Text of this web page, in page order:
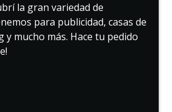
la gran variedad de
para publicidad, casas de
y mucho más. Hace tu pedido